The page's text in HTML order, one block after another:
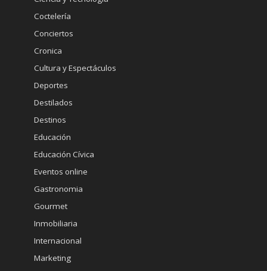
Coctelería
Conciertos
Cronica
Cultura y Espectáculos
Deportes
Destilados
Destinos
Educación
Educación Cívica
Eventos online
Gastronomia
Gourmet
Inmobiliaria
Internacional
Marketing